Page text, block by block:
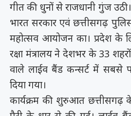
गीत की धुनों से राजधानी गुंज उठी।
भारत सरकार एवं छत्तीसगढ़ पुलिस
महोत्सव आयोजन का। प्रदेश के
रक्षा मंत्रालय ने देशभर के 33
वाले लाईव बैंड कन्सर्ट में सबसे
दिया गया।
कार्यक्रम की शुरुआत छत्तीसगढ़